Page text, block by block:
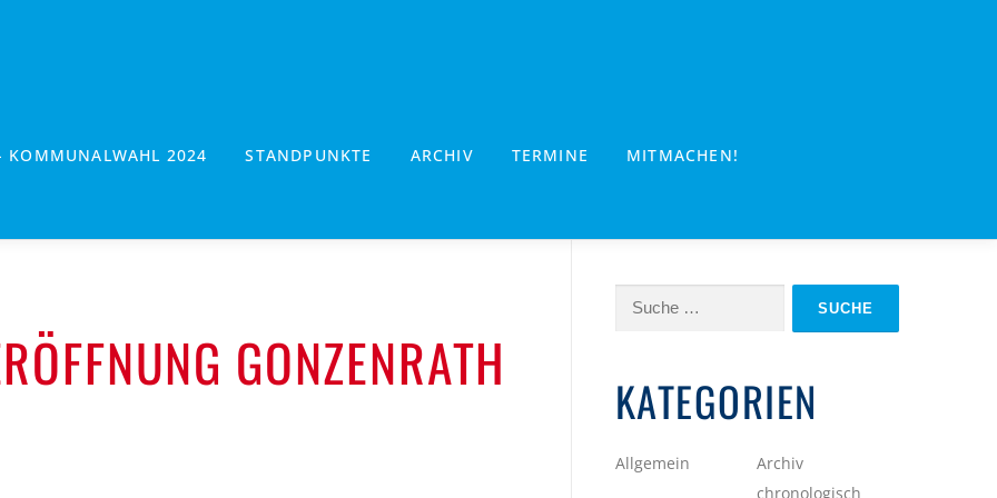
KOMMUNALWAHL 2024 STANDPUNKTE ARCHIV TERMINE MITMACHEN!
GONZENRATH
Suche
KATEGORIEN
Allgemein
Archiv
chronologisch